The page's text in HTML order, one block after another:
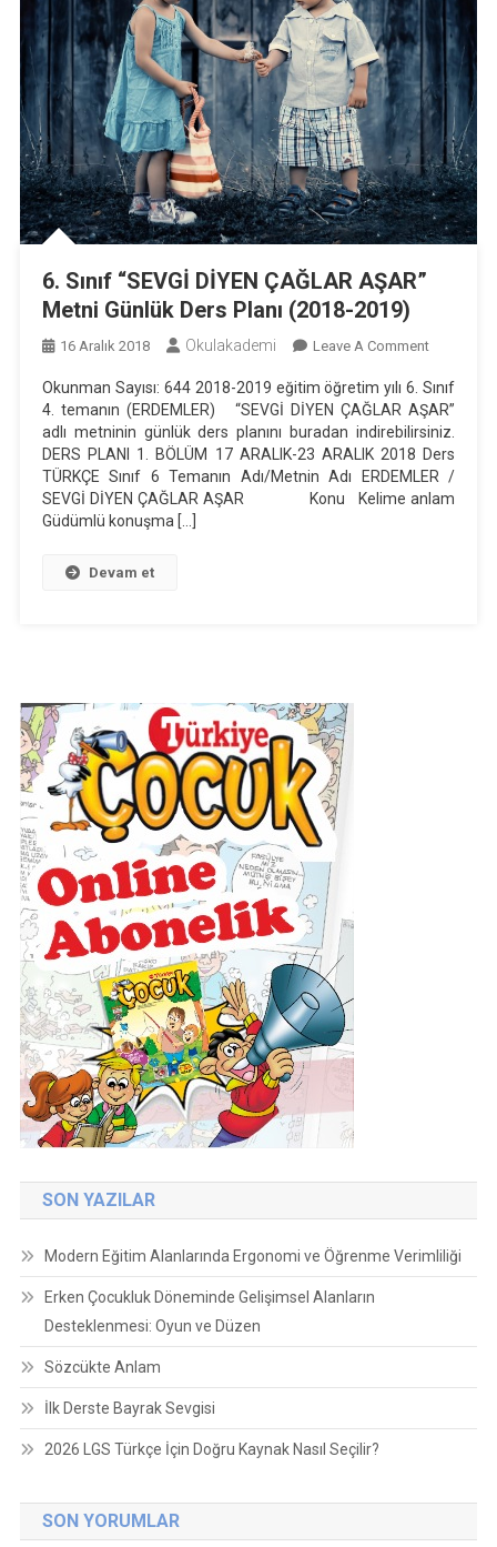
6. Sınıf “SEVGİ DİYEN ÇAĞLAR AŞAR”
Metni Günlük Ders Planı (2018-2019)
16 Aralık 2018 Okulakademi Leave A CommentOn
Sınıf
“SEVGİ
DİYEN
ÇAĞLAR
AŞAR”
Okunman Sayısı: 644 2018-2019 eğitim öğretim yılı 6. Sınıf
4. temanın (ERDEMLER) “SEVGİ DİYEN ÇAĞLAR AŞAR”
adlı metninin günlük ders planını buradan indirebilirsiniz.
DERS PLANI 1. BÖLÜM 17 ARALIK-23 ARALIK 2018 Ders
TÜRKÇE Sınıf 6 Temanın Adı/Metnin Adı ERDEMLER /
SEVGİ DİYEN ÇAĞLAR AŞAR Konu Kelime anlam
Güdümlü konuşma […]
Devam et
SON YAZILAR
Modern Eğitim Alanlarında Ergonomi ve Öğrenme Verimliliği
Erken Çocukluk Döneminde Gelişimsel Alanların
Desteklenmesi: Oyun ve Düzen
Sözcükte Anlam
İlk Derste Bayrak Sevgisi
2026 LGS Türkçe İçin Doğru Kaynak Nasıl Seçilir?
SON YORUMLAR